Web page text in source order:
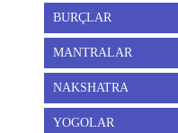
BURÇLAR
MANTRALAR
NAKSHATRA
YOGOLAR